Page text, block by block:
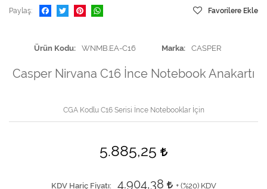
Paylaş Favorilere Ekle
Ürün Kodu WNMB.EA-C16 Marka CASPER
Casper Nirvana C16 İnce Notebook Anakartı
CGA Kodlu C16 Serisi İnce Notebooklar İçin
5.885,25
KDV Hariç Fiyatı 4.904,38 + (%20) KDV